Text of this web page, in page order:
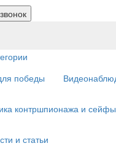
победы
контршпионажа и сейфы
и статьи